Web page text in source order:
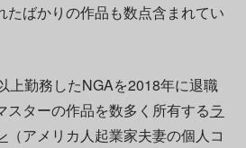
たばかりの作品も数点含まれてい
上勤務したNGAを2018年に退職
スターの作品を数多く所有するラ
（アメリカ人起業家夫妻の個人コ